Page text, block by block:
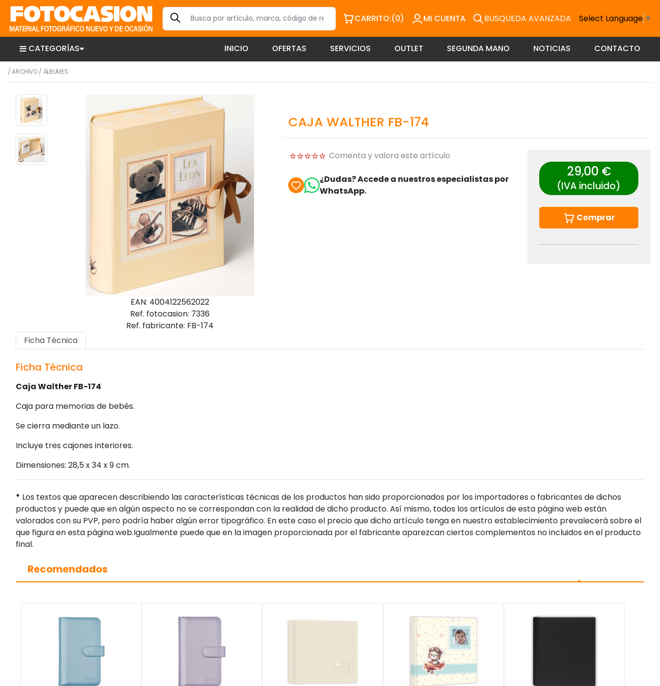
CARRITO:(0) MI CUENTA BUSQUEDA AVANZADA Select Language ▼
CATEGORÍAS INICIO OFERTAS SERVICIOS OUTLET SEGUNDA MANO NOTICIAS CONTACTO
/ARCHIVO/ ÁLBUMES
EAN: 4004122562022
Ref. fotocasion: 7336
Ref. fabricante: FB-174
CAJA WALTHER FB-174
Comenta y valora este artículo
¿Dudas? Accede a nuestros especialistas por
WhatsApp.
29,00 €
(IVA incluido)
Comprar
Ficha Técnica
Ficha Técnica
Caja Walther FB-174
Caja para memorias de bebés.
Se cierra mediante un lazo.
Incluye tres cajones interiores.
Dimensiones: 28,5 x 34 x 9 cm.
* Los textos que aparecen describiendo las características técnicas de los productos han sido proporcionados por los importadores o fabricantes de dichos
productos y puede que en algún aspecto no se correspondan con la realidad de dicho producto. Así mismo, todos los artículos de esta página web están
valorados con su PVP, pero podría haber algún error tipográfico. En este caso el precio que dicho artículo tenga en nuestro establecimiento prevalecerá sobre el
que figura en esta página web.Igualmente puede que en la imagen proporcionada por el fabricante aparezcan ciertos complementos no incluidos en el producto
final.
Recomendados